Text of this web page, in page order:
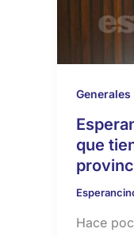
Generales
que
Hace